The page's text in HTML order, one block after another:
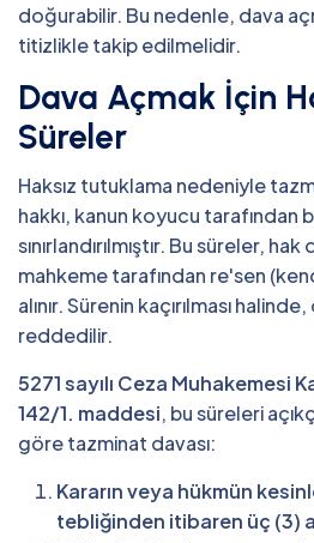
doğurabilir. Bu nedenle, dava
titizlikle takip edilmelidir.
Dava Açmak İçin
Süreler
Haksız tutuklama nedeniyle
hakkı, kanun koyucu tarafından
sınırlandırılmıştır. Bu süreler,
mahkeme tarafından re'sen
alınır. Sürenin kaçırılması
reddedilir.
5271 sayılı Ceza Muhakemesi
142/1. maddesi, bu süreleri
göre tazminat davası:
Kararın veya hükmün
tebliğinden itibaren üç (3)